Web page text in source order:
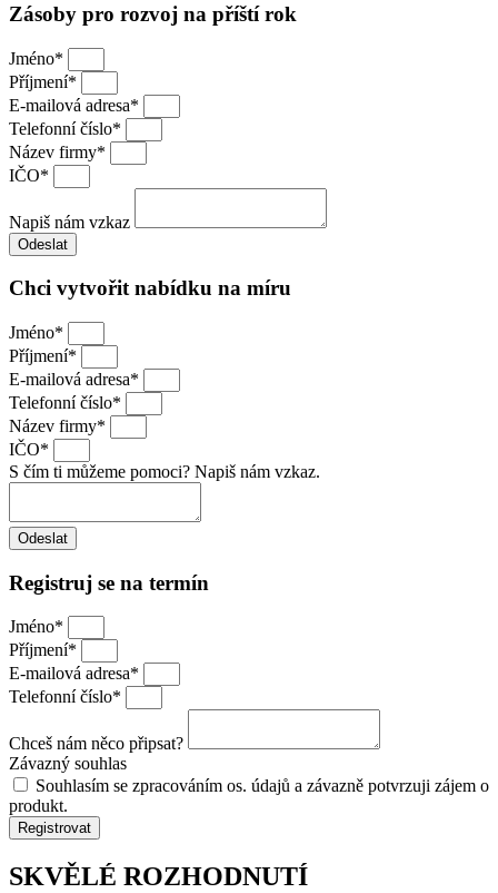
Zásoby pro rozvoj na příští rok
Jméno*
Příjmení*
E-mailová adresa*
Telefonní číslo*
Název firmy*
IČO*
Napiš nám vzkaz
Odeslat
Chci vytvořit nabídku na míru
Jméno*
Příjmení*
E-mailová adresa*
Telefonní číslo*
Název firmy*
IČO*
S čím ti můžeme pomoci? Napiš nám vzkaz.
Odeslat
Registruj se na termín
Jméno*
Příjmení*
E-mailová adresa*
Telefonní číslo*
Chceš nám něco připsat?
Závazný souhlas
Souhlasím se zpracováním os. údajů a závazně potvrzuji zájem o
produkt.
Registrovat
SKVĚLÉ ROZHODNUTÍ